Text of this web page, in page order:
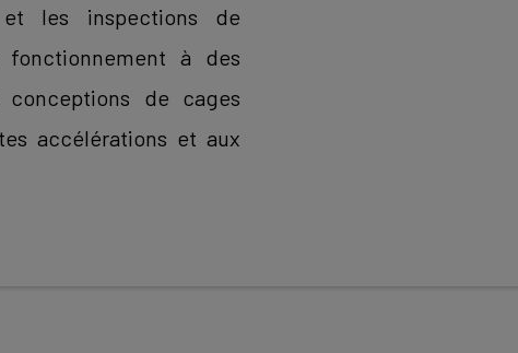
les inspections de
à des
de cages
accélérations et aux